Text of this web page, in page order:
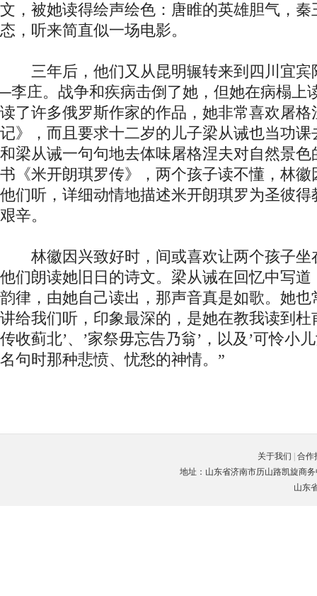
文，被她读得绘声绘色：唐睢的英雄胆气，
态，听来简直似一场电影。
三年后，他们又从昆明辗转来到四川宜宾
─李庄。战争和疾病击倒了她，但她在病榻上
读了许多俄罗斯作家的作品，她非常喜欢屠格
记》，而且要求十二岁的儿子梁从诫也当功
和梁从诫一句句地去体味屠格涅夫对自然景
书《米开朗琪罗传》，两个孩子读不懂，林
他们听，详细动情地描述米开朗琪罗为圣彼
艰辛。
林徽因兴致好时，间或喜欢让两个孩子坐
他们朗读她旧日的诗文。梁从诫在回忆中写道
韵律，由她自己读出，那声音真是如歌。她
讲给我们听，印象最深的，是她在教我读到杜
传收蓟北’、’家祭毋忘告乃翁’，以及’可怜小
名句时那种悲愤、忧愁的神情。”
关于我们
合作
地址：山东省济南市历山路凯旋商务
山东